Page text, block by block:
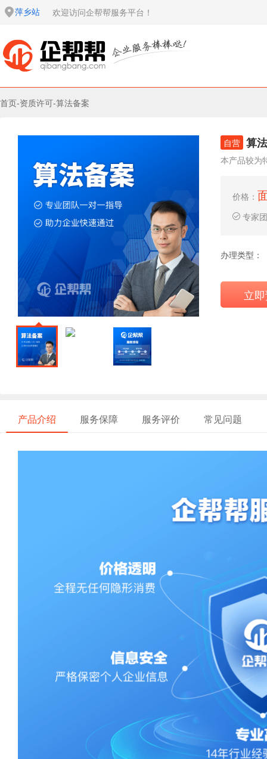
萍乡站 欢迎访问企帮帮服务平台！
首页-资质许可-算法备案
自营 算
本产品较为
价格：
专家
办理类型：
立
产品介绍 服务保障 服务评价 常见问题